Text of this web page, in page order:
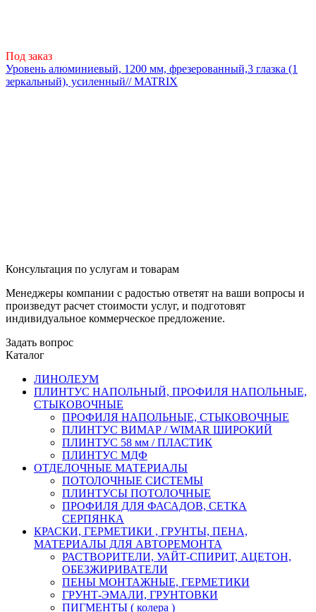
Под заказ
Уровень алюминиевый, 1200 мм, фрезерованный,3 глазка (1
зеркальный), усиленный// MATRIX
Консультация по услугам и товарам
Менеджеры компании с радостью ответят на ваши вопросы и
произведут расчет стоимости услуг, и подготовят
индивидуальное коммерческое предложение.
Задать вопрос
Каталог
ЛИНОЛЕУМ
ПЛИНТУС НАПОЛЬНЫЙ, ПРОФИЛЯ НАПОЛЬНЫЕ,
СТЫКОВОЧНЫЕ
ПРОФИЛЯ НАПОЛЬНЫЕ, СТЫКОВОЧНЫЕ
ПЛИНТУС ВИМАР / WIMAR ШИРОКИЙ
ПЛИНТУС 58 мм / ПЛАСТИК
ПЛИНТУС МДФ
ОТДЕЛОЧНЫЕ МАТЕРИАЛЫ
ПОТОЛОЧНЫЕ СИСТЕМЫ
ПЛИНТУСЫ ПОТОЛОЧНЫЕ
ПРОФИЛЯ ДЛЯ ФАСАДОВ, СЕТКА
СЕРПЯНКА
КРАСКИ, ГЕРМЕТИКИ , ГРУНТЫ, ПЕНА,
МАТЕРИАЛЫ ДЛЯ АВТОРЕМОНТА
РАСТВОРИТЕЛИ, УАЙТ-СПИРИТ, АЦЕТОН,
ОБЕЗЖИРИВАТЕЛИ
ПЕНЫ МОНТАЖНЫЕ, ГЕРМЕТИКИ
ГРУНТ-ЭМАЛИ, ГРУНТОВКИ
ПИГМЕНТЫ ( колера )